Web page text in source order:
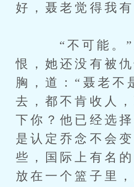
好，聂老觉得我
“不可能。”卫
恨，她还没有被
胸，道：“聂老不
去，都不肯收人
下你？他已经选
是认定乔念不会
些，国际上有名
放在一个篮子里